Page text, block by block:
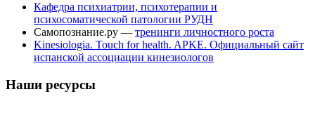
Кафедра психиатрии, психотерапии и
психосоматической патологии РУДН
Самопознание.ру — тренинги личностного роста
Kinesiologia. Touch for health. APKE. Официальный сайт
испанской ассоциации кинезиологов
Наши ресурсы